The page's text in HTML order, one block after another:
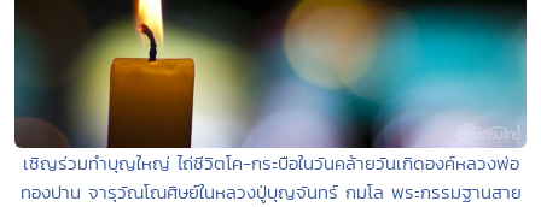
เชิญร่วมทำบุญใหญ่ ไถ่ชีวิตโค-กระบือในวันคล้ายวันเกิดองค์หลวงพ่อ
ทองปาน จารุวัณโณศิษย์ในหลวงปู่บุญจันทร์ กมโล พระกรรมฐานสาย